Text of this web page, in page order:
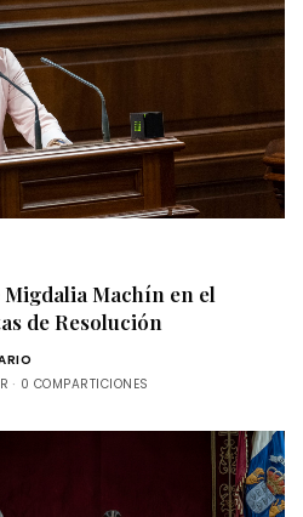
Machín en el
de Resolución
0 COMPARTICIONES